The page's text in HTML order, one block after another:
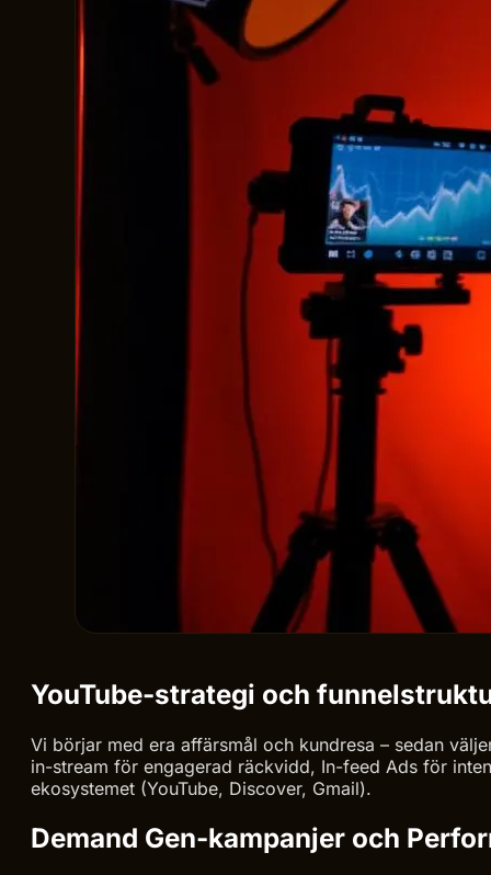
YouTube-strategi och
Vi börjar med era affärsmål och kundresa – sedan
in-stream för engagerad räckvidd, In-feed Ads för
ekosystemet (YouTube, Discover, Gmail).
Demand Gen-kampanjer och